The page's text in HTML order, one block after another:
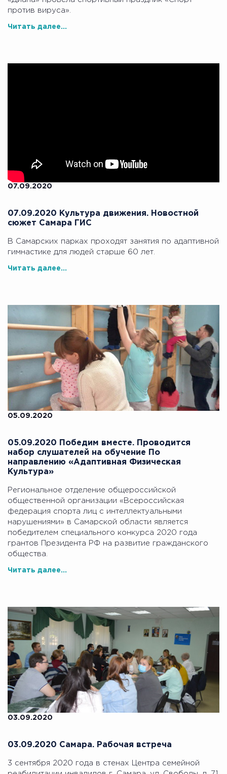
против вируса».
Читать далее...
07.09.2020
07.09.2020 Культура движения. Новостной
сюжет Самара ГИС
В Самарских парках проходят занятия по адаптивной
гимнастике для людей старше 60 лет.
Читать далее...
05.09.2020
05.09.2020 Победим вместе. Проводится
набор слушателей на обучение По
направлению «Адаптивная Физическая
Культура»
Региональное отделение общероссийской
общественной организации «Всероссийская
федерация спорта лиц с интеллектуальными
нарушениями» в Самарской области является
победителем специального конкурса 2020 года
грантов Президента РФ на развитие гражданского
общества.
Читать далее...
03.09.2020
03.09.2020 Самара. Рабочая встреча
3 сентября 2020 года в стенах Центра семейной